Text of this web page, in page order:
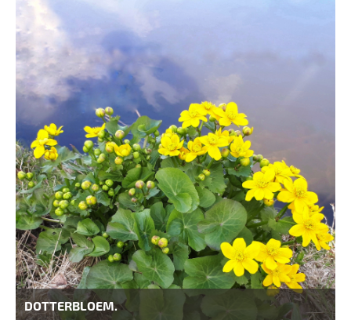
DOTTERBLOEM.